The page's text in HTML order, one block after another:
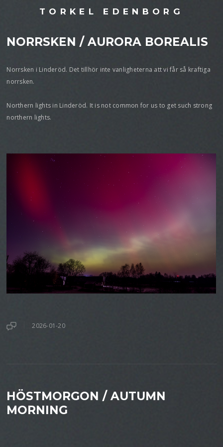
TORKEL EDENBORG
NORRSKEN / AURORA BOREALIS
Norrsken i Linderöd. Det tillhör inte vanligheterna att vi får så kraftiga
norrsken.
Northern lights in Linderöd. It is not common for us to get such strong
northern lights.
2026-01-20
HÖSTMORGON / AUTUMN
MORNING